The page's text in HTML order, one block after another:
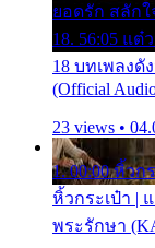
ยอดรัก สลักใ
18. 56:05 แต๋
18 บทเพลงดั
(Official
23 views •
1. 00:00 หิ้วก
หิ้วกระเป๋า |
พระรักษา